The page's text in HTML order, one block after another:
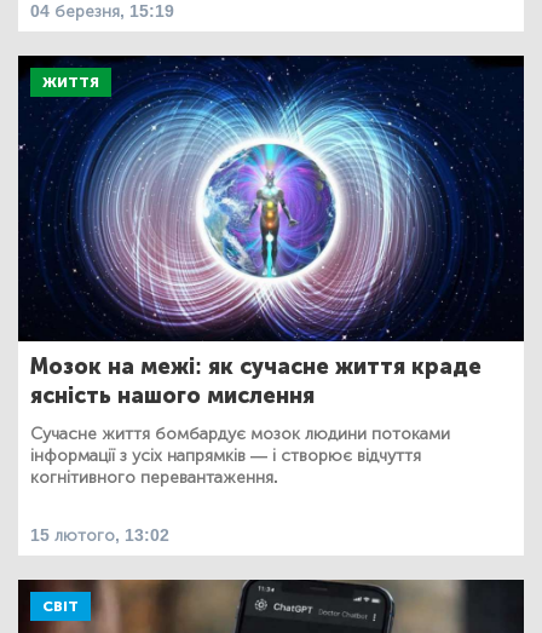
04 березня, 15:19
ЖИТТЯ
Мозок на межі: як сучасне життя краде
ясність нашого мислення
Сучасне життя бомбардує мозок людини потоками
інформації з усіх напрямків — і створює відчуття
когнітивного перевантаження.
15 лютого, 13:02
СВІТ